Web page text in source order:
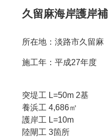
久留麻海岸護岸
所在地：淡路市久留麻
施工年：平成27年度
突堤工 L=50m 2基
養浜工 4,686㎡
護岸工 L=10m
陸閘工 3箇所